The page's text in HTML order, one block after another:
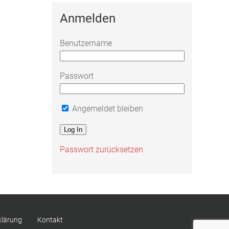
Anmelden
Benutzername
Passwort
Angemeldet bleiben
Passwort zurücksetzen
Kontakt